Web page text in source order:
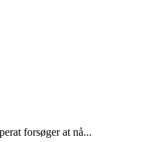
forsøger at nå...